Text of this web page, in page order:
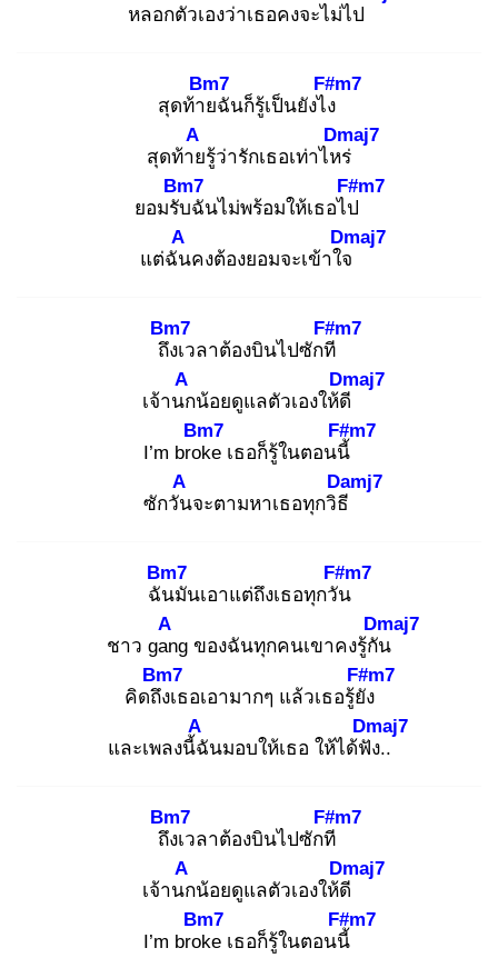
หลอกตัวเองว่าเธอคงจะไม่ไป
สุดท้าย
Bm7
ฉันก็รู้เป็นยังไง
F#m7
สุดท้าย
A
รู้ว่ารักเธอเท่าไหร่
Dmaj7
ยอมรับ
Bm7
ฉันไม่พร้อมให้เธอไป
F#m7
แต่ฉัน
A
คงต้องยอมจะเข้าใจ
Dmaj7
ถึง
Bm7
เวลาต้องบินไปซักที
F#m7
เจ้านก
A
น้อยดูแลตัวเองให้ดี
Dmaj7
I’m brok
Bm7
e เธอก็รู้ในตอนนี้
F#m7
ซักวัน
A
จะตามหาเธอทุกวิธี
Damj7
ฉัน
Bm7
มันเอาแต่ถึงเธอทุกวัน
F#m7
ชาว gan
A
g ของฉันทุกคนเขาคงรู้กัน
Dmaj7
คิดถึง
Bm7
เธอเอามากๆ แล้วเธอรู้ยัง
F#m7
และเพลงนี้ฉั
A
นมอบให้เธอ ให้ได้ฟัง
Dmaj7
..
ถึง
Bm7
เวลาต้องบินไปซักที
F#m7
เจ้านก
A
น้อยดูแลตัวเองให้ดี
Dmaj7
I’m brok
Bm7
e เธอก็รู้ในตอนนี้
F#m7